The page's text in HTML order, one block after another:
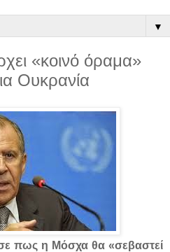
▼
«κοινό όραμα»
Ουκρανία
πως η Μόσχα θα «σεβαστεί